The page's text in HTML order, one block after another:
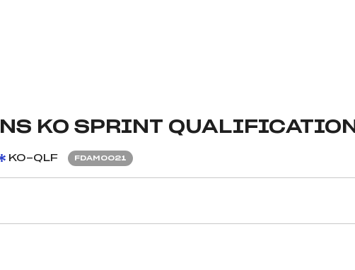
KO SPRINT QUALIFICATION
KO-QLF FDAM0021